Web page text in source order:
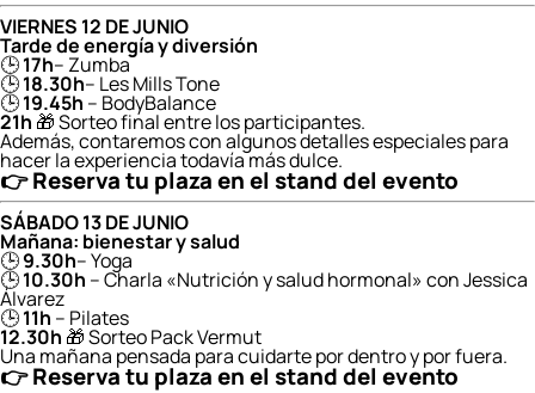
VIERNES 12 DE JUNIO
Tarde de energía y diversión
🕒17h– Zumba
🕒18.30h– Les Mills Tone
🕒19.45h – BodyBalance
21h 🎁 Sorteo final entre los participantes.
Además, contaremos con algunos detalles especiales para
hacer la experiencia todavía más dulce.
👉 Reserva tu plaza en el stand del evento
SÁBADO 13 DE JUNIO
Mañana: bienestar y salud
🕒9.30h– Yoga
🕒10.30h – Charla «Nutrición y salud hormonal» con Jessica
Álvarez
🕒11h – Pilates
12.30h 🎁 Sorteo Pack Vermut
Una mañana pensada para cuidarte por dentro y por fuera.
👉Reserva tu plaza en el stand del evento